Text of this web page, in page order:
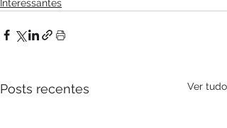
Interessantes
Posts recentes Ver tudo